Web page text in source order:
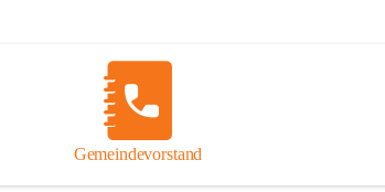
Gemeindevorstand